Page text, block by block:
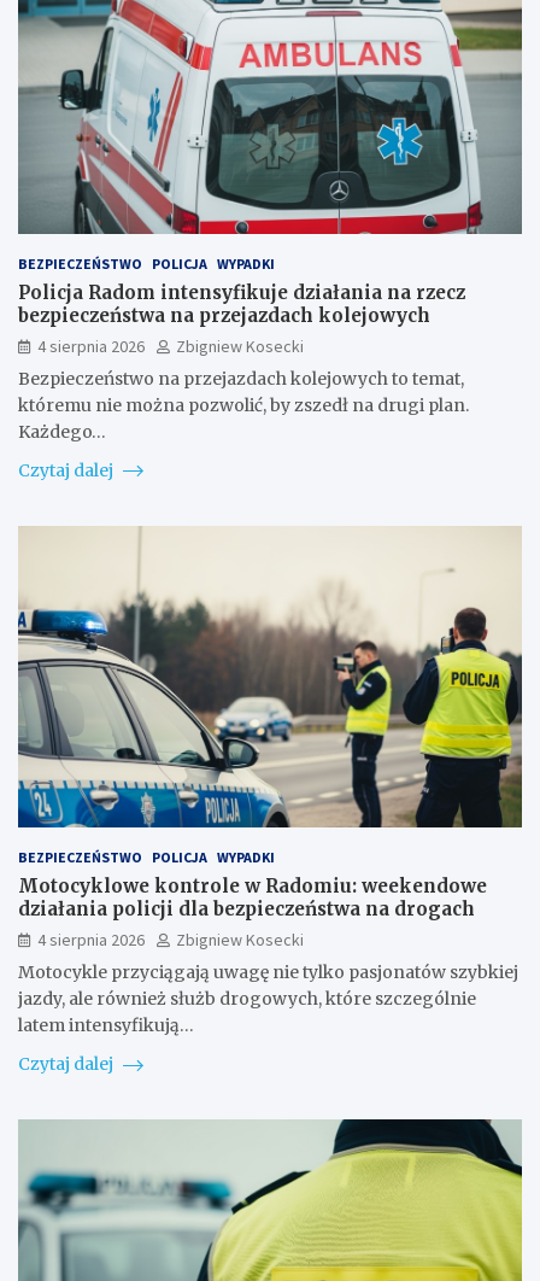
BEZPIECZEŃSTWO POLICJA WYPADKI
Policja Radom intensyfikuje działania na rzecz
bezpieczeństwa na przejazdach kolejowych
4 sierpnia 2026
Zbigniew Kosecki
Bezpieczeństwo na przejazdach kolejowych to temat,
któremu nie można pozwolić, by zszedł na drugi plan.
Każdego…
Czytaj dalej
BEZPIECZEŃSTWO POLICJA WYPADKI
Motocyklowe kontrole w Radomiu: weekendowe
działania policji dla bezpieczeństwa na drogach
4 sierpnia 2026
Zbigniew Kosecki
Motocykle przyciągają uwagę nie tylko pasjonatów szybkiej
jazdy, ale również służb drogowych, które szczególnie
latem intensyfikują…
Czytaj dalej